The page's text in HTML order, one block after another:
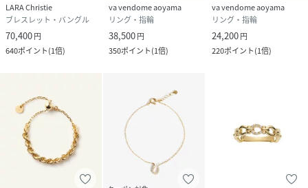
LARA Christie
ブレスレット・バングル
70,400円
640ポイント(1倍)
va vendome aoyama
リング・指輪
38,500円
350ポイント(1倍)
va vendome aoyama
リング・指輪
24,200円
220ポイント(1倍)